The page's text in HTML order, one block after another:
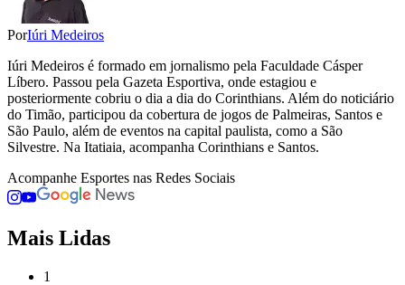
PorIúri Medeiros
Iúri Medeiros é formado em jornalismo pela Faculdade Cásper
Líbero. Passou pela Gazeta Esportiva, onde estagiou e
posteriormente cobriu o dia a dia do Corinthians. Além do noticiário
do Timão, participou da cobertura de jogos de Palmeiras, Santos e
São Paulo, além de eventos na capital paulista, como a São
Silvestre. Na Itatiaia, acompanha Corinthians e Santos.
Acompanhe Esportes nas Redes Sociais
Mais Lidas
1